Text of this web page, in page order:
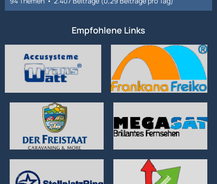
Empfohlene Links